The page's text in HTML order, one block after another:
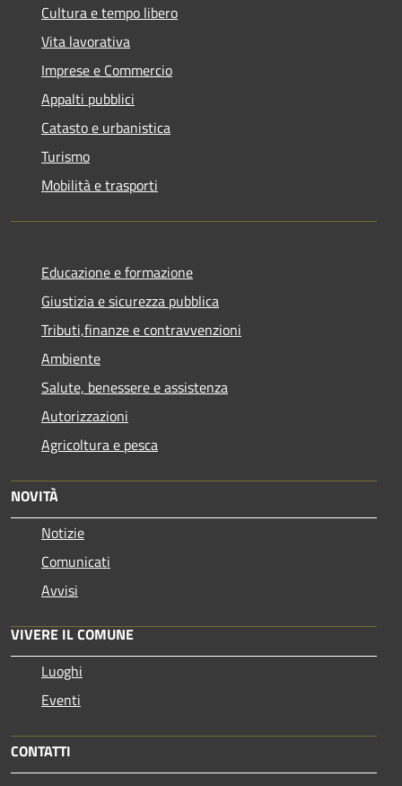
Cultura e tempo libero
Vita lavorativa
Imprese e Commercio
Appalti pubblici
Catasto e urbanistica
Turismo
Mobilità e trasporti
Educazione e formazione
Giustizia e sicurezza pubblica
Tributi,finanze e contravvenzioni
Ambiente
Salute, benessere e assistenza
Autorizzazioni
Agricoltura e pesca
NOVITÀ
Notizie
Comunicati
Avvisi
VIVERE IL COMUNE
Luoghi
Eventi
CONTATTI